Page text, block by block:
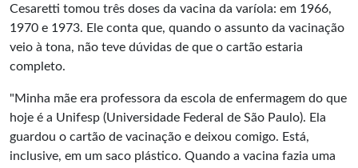
Cesaretti tomou três doses da vacina da varíola: em 1966,
1970 e 1973. Ele conta que, quando o assunto da vacinação
veio à tona, não teve dúvidas de que o cartão estaria
completo.
"Minha mãe era professora da escola de enfermagem do que
hoje é a Unifesp (Universidade Federal de São Paulo). Ela
guardou o cartão de vacinação e deixou comigo. Está,
inclusive, em um saco plástico. Quando a vacina fazia uma